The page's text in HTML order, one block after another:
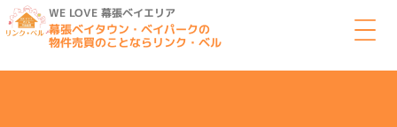
WE LOVE 幕張ベイエリア
幕張ベイタウン・ベイパークの
物件売買のことならリンク・ベル